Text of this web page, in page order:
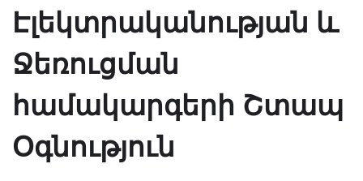
Էլեկտրականության և
Ջեռուցման
համակարգերի Շտապ
Օգնություն